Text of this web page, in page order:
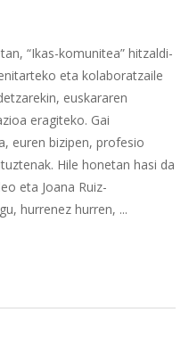
“Ikas-komunitea” hitzaldi-
eta kolaboratzaile
euskararen
eragiteko. Gai
euren bizipen, profesio
Hile honetan hasi da
eta Joana Ruiz-
hurrenez hurren, ...